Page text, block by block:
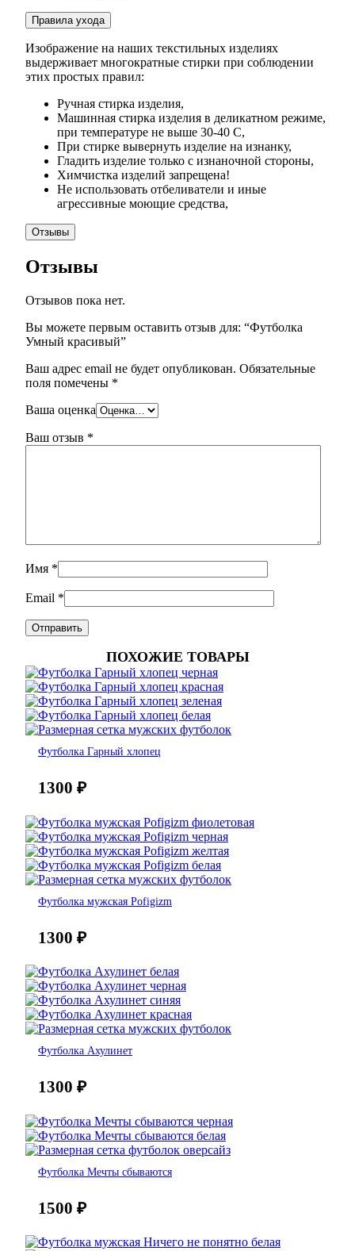
Правила ухода
Изображение на наших текстильных изделиях
выдерживает многократные стирки при соблюдении
этих простых правил:
Ручная стирка изделия,
Машинная стирка изделия в деликатном режиме,
при температуре не выше 30-40 С,
При стирке вывернуть изделие на изнанку,
Гладить изделие только с изнаночной стороны,
Химчистка изделий запрещена!
Не использовать отбеливатели и иные
агрессивные моющие средства,
Отзывы
Отзывы
Отзывов пока нет.
Вы можете первым оставить отзыв для: “Футболка
Умный красивый”
Ваш адрес email не будет опубликован. Обязательные
поля помечены *
Ваша оценка
Ваш отзыв *
Имя *
Email *
ПОХОЖИЕ ТОВАРЫ
Футболка Гарный хлопец
1300 ₽
Футболка мужская Pofigizm
1300 ₽
Футболка Ахулинет
1300 ₽
Футболка Мечты сбываются
1500 ₽